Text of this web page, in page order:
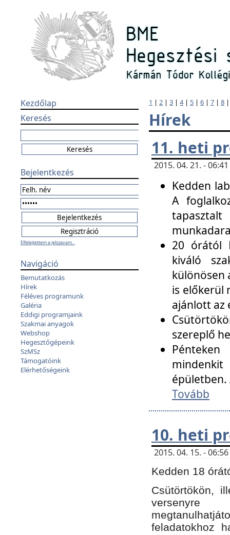
Kezdőlap
Keresés
Bejelentkezés
Elfelejtettem a jelszavam...
Navigáció
Bemutatkozás
Hírek
Féléves programunk
Galéria
Eddigi programjaink
Szakmai anyagok
Webshop
Hegesztőgépeink
SzMSz
Támogatóink
Elérhetőségeink
1 | 2 | 3 | 4| 5 | 6 | 7 | 8
Hírek
11. heti
2015. 04. 21. -
Kedden
A
20 órától
kiváló
különösen
is előkerül
ajánlott az
szereplő
épületben.
Tovább
10. heti
2015. 04. 15. -
Kedden 18
Csütörtökön,
versenyre
feladatokhoz